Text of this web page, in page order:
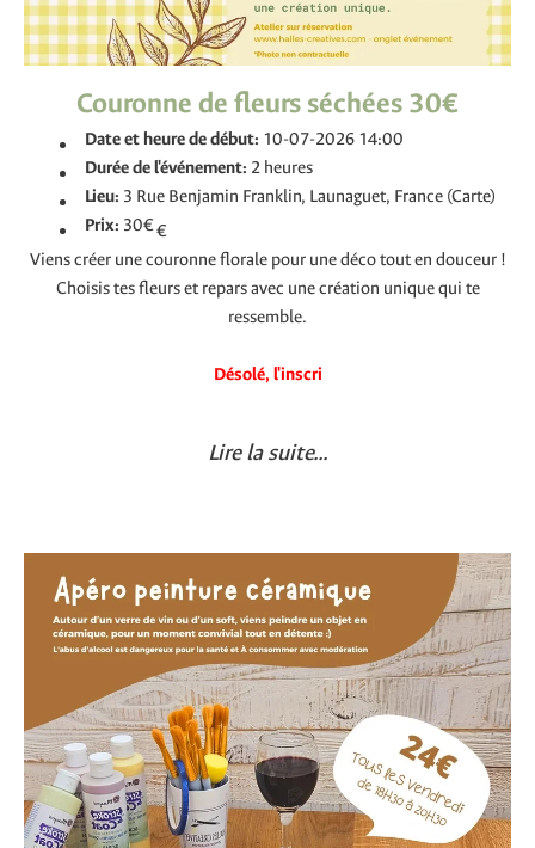
Couronne de fleurs séchées 30€
Date et heure de début: 10-07-2026 14:00
Durée de l'événement: 2 heures
Lieu: 3 Rue Benjamin Franklin, Launaguet, France (Carte)
Prix: 30€€
Viens créer une couronne florale pour une déco tout en douceur !
Choisis tes fleurs et repars avec une création unique qui te
ressemble.
Désolé, l'inscri
Lire la suite...